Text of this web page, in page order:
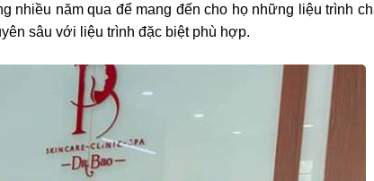
nhiều năm qua để mang đến cho họ những liệu trình
sâu với liệu trình đặc biệt phù hợp.